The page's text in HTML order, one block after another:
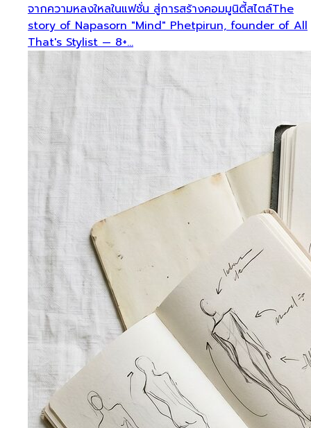
จากความหลงใหลในแฟชั่น สู่การสร้างคอมมูนิตี้สไตล์The
story of Napasorn "Mind" Phetpirun, founder of All
That's Stylist — 8+…